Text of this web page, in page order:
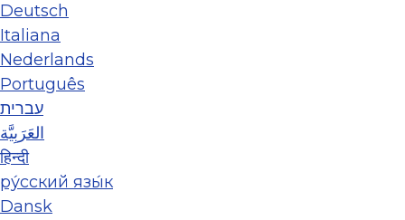
Deutsch
Italiana
Nederlands
Português
עברית
العَرَبِيَّة
हिन्दी
ру́сский язы́к
Dansk